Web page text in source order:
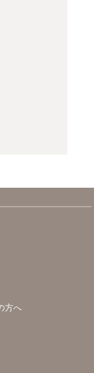
方へ